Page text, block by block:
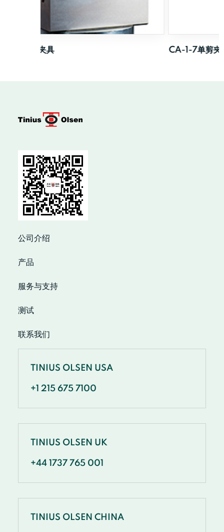
CA-1-7单剪夹具-程序C
公司介绍
产品
服务与支持
测试
联系我们
TINIUS OLSEN USA
+1 215 675 7100
TINIUS OLSEN UK
+44 1737 765 001
TINIUS OLSEN CHINA